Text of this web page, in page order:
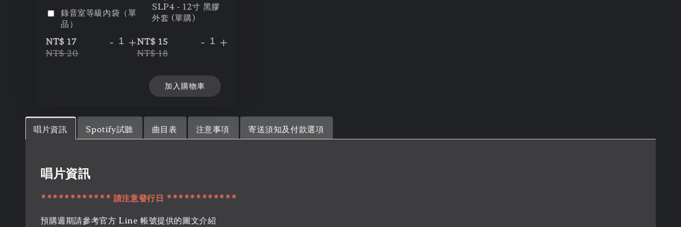
錄音室等級內袋（單
品）
NT$ 17
NT$ 20
- +
SLP4 - 12寸 黑膠
外套 (單購)
NT$ 15
NT$ 18
- +
加入購物車
唱片資訊 Spotify試聽 曲目表 注意事項 寄送須知及付款選項
唱片資訊
************ 請注意發行日 ************
預購週期請參考官方 Line 帳號提供的圖文介紹